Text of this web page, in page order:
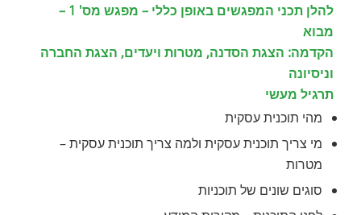
להלן תכני המפגשים באופן כללי – מפגש מס' 1 –
מבוא
הקדמה: הצגת הסדנה, מטרות ויעדים, הצגת החברה
וניסיונה
תרגיל מעשי
מהי תוכנית עסקית
מי צריך תוכנית עסקית ולמה צריך תוכנית עסקית –
מטרות
סוגים שונים של תוכניות